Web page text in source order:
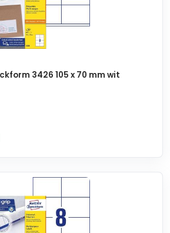
3426 105 x 70 mm wit